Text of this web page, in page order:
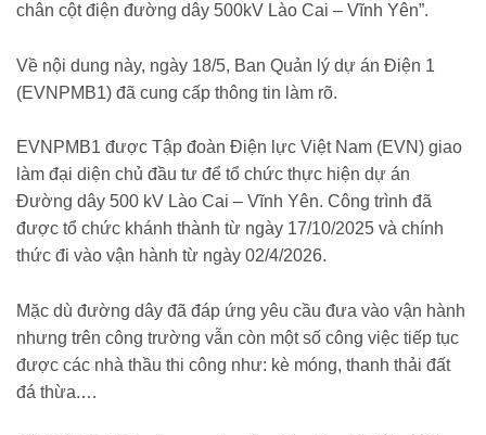
chân cột điện đường dây 500kV Lào Cai – Vĩnh Yên”.
Về nội dung này, ngày 18/5, Ban Quản lý dự án Điện 1
(EVNPMB1) đã cung cấp thông tin làm rõ.
EVNPMB1 được Tập đoàn Điện lực Việt Nam (EVN) giao
làm đại diện chủ đầu tư để tổ chức thực hiện dự án
Đường dây 500 kV Lào Cai – Vĩnh Yên. Công trình đã
được tổ chức khánh thành từ ngày 17/10/2025 và chính
thức đi vào vận hành từ ngày 02/4/2026.
Mặc dù đường dây đã đáp ứng yêu cầu đưa vào vận hành
nhưng trên công trường vẫn còn một số công việc tiếp tục
được các nhà thầu thi công như: kè móng, thanh thải đất
đá thừa.…